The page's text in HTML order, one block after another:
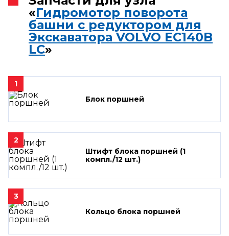
«Гидромотор поворота
башни с редуктором для
Экскаватора VOLVO EC140B
LC»
1
Блок поршней
2
Штифт блока поршней (1
компл./12 шт.)
3
Кольцо блока поршней